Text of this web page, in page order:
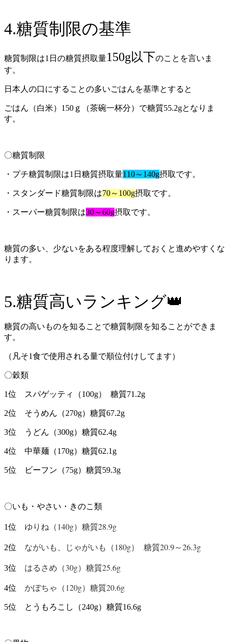
4.糖質制限の基準
糖質制限は1日の糖質摂取量150g以下のことを言いま
す。
日本人の口にすることの多いごはんを基準とすると
ごはん（白米）150ｇ（茶碗一杯分）で糖質55.2gとなりま
す。
〇糖質制限
・プチ糖質制限は1日糖質摂取量110～140g摂取です。
・スタンダード糖質制限は70～100g摂取です。
・スーパー糖質制限は30～60g摂取です。
糖質の多い、少ないをある程度理解しておくと進めやすくな
ります。
5.糖質高いランキング👑
糖質の高いものを知ることで糖質制限を知ることができま
す。
（凡そ1食で使用される量で順位付けしてます）
〇穀類
1位 スパゲッティ（100g） 糖質71.2g
2位 そうめん（270g）糖質67.2g
3位 うどん（300g）糖質62.4g
4位 中華麺（170g）糖質62.1g
5位 ビーフン（75g）糖質59.3g
〇いも・やさい・きのこ類
1位 ゆりね（140g）糖質28.9g
2位 ながいも、じゃがいも（180g） 糖質20.9～26.3g
3位 はるさめ（30g）糖質25.6g
4位 かぼちゃ（120g）糖質20.6g
5位 とうもろこし（240g）糖質16.6g